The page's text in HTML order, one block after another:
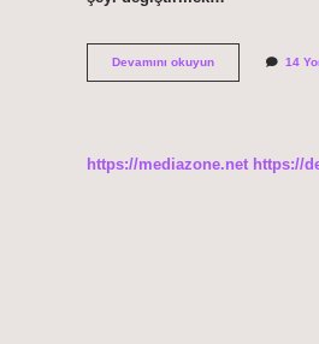
Devamını okuyunMusannef
Ne
14
https://mediazone.net https://